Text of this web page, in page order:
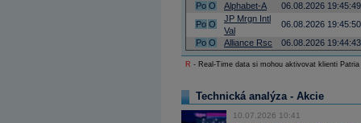
Po O Alphabet-A
06.08.2026 19:45:49
Po O
JP Mrgn Intl
Val
06.08.2026 19:45:50
Po O Alliance Rsc 06.08.2026 19:44:43
R - Real-Time data si mohou aktivovat klienti
Technická analýza - Akcie
10.07.2026 10:41